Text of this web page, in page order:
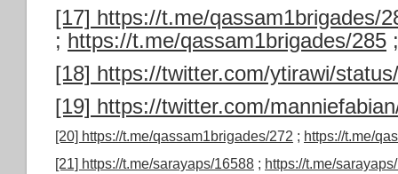
[17] https://t.me/qassam1brigades/
; https://t.me/qassam1brigades/285
[18] https://twitter.com/ytirawi/
[19] https://twitter.com/
[20] https://t.me/qassam1brigades/272 ; https://t.me/
[21] https://t.me/sarayaps/16588 ; https://t.me/